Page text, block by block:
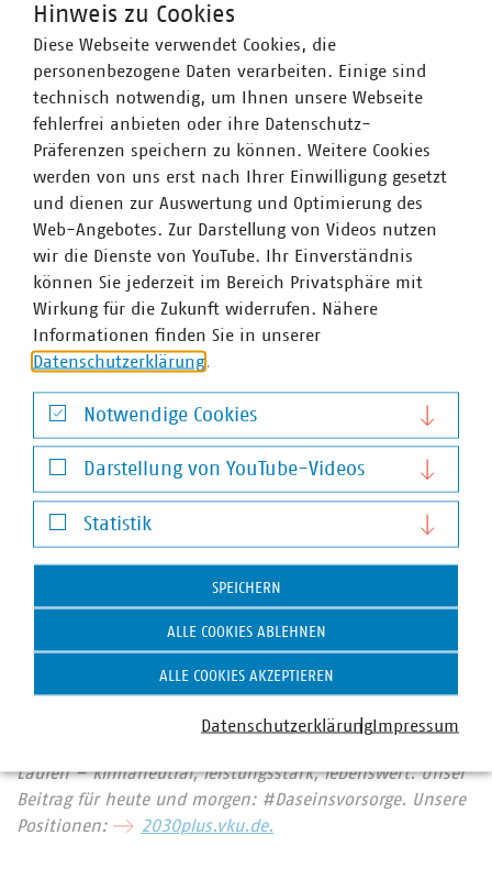
anregen. Praktiker werden darstellen, wie Kommunen
und Stadtwerke Klimaneutralität erreichen und
Lebensqualität und Wertschöpfung nachhaltig planen
und gestalten können.
Der Verband kommunaler Unternehmen e. V. (VKU)
vertritt über 1.500 Stadtwerke und
kommunalwirtschaftliche Unternehmen in den Bereichen
Energie, Wasser/Abwasser, Abfallwirtschaft sowie
Telekommunikation. Mit rund 283.000 Beschäftigten
wurden 2019 Umsatzerlöse von 123 Milliarden Euro
erwirtschaftet und mehr als 13 Milliarden Euro investiert.
Im Endkundensegment haben die VKU-
Mitgliedsunternehmen signifikante Marktanteile in
zentralen Ver- und Entsorgungsbereichen: Strom 62
Prozent, Gas 67 Prozent, Trinkwasser 91 Prozent, Wärme
31.500 Tonnen Abfall und tragen durch getrennte
Sammlung entscheidend dazu bei, dass Deutschland mit
67 Prozent die höchste Recyclingquote in der
Europäischen Union hat. Immer mehr
Mitgliedsunternehmen engagieren sich im
Breitbandausbau: 203 Unternehmen investieren pro Jahr
über 700 Millionen Euro. Beim Breitbandausbau setzen
92 Prozent der Unternehmen auf Glasfaser bis
Laufen – klimaneutral, leistungsstark, lebenswert. Unser
Beitrag für heute und morgen: #Daseinsvorsorge. Unsere
Positionen:
2030plus.vku.de.
Hinweis zu Cookies
Diese Webseite verwendet Cookies, die
personenbezogene Daten verarbeiten. Einige sind
technisch notwendig, um Ihnen unsere Webseite
fehlerfrei anbieten oder ihre Datenschutz-
Präferenzen speichern zu können. Weitere Cookies
werden von uns erst nach Ihrer Einwilligung gesetzt
und dienen zur Auswertung und Optimierung des
Web-Angebotes. Zur Darstellung von Videos nutzen
wir die Dienste von YouTube. Ihr Einverständnis
können Sie jederzeit im Bereich Privatsphäre mit
Wirkung für die Zukunft widerrufen. Nähere
Informationen finden Sie in unserer
Datenschutzerklärung
Notwendige Cookies
Notwendige Cookies
Darstellung von YouTube-Videos
Darstellung von YouTube-Videos
Statistik
Statistik
SPEICHERN
ALLE COOKIES ABLEHNEN
ALLE COOKIES AKZEPTIEREN
DatenschutzerklärungImpressum